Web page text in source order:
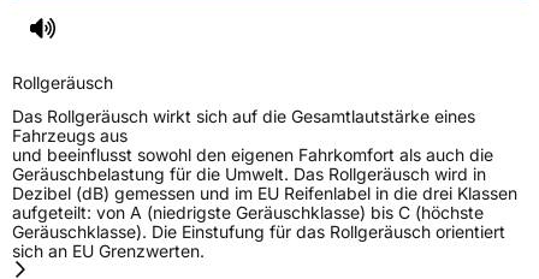
Rollgeräusch
Das Rollgeräusch wirkt sich auf die Gesamtlautstärke eines
Fahrzeugs aus
und beeinflusst sowohl den eigenen Fahrkomfort als auch die
Geräuschbelastung für die Umwelt. Das Rollgeräusch wird in
Dezibel (dB) gemessen und im EU Reifenlabel in die drei Klassen
aufgeteilt: von A (niedrigste Geräuschklasse) bis C (höchste
Geräuschklasse). Die Einstufung für das Rollgeräusch orientiert
sich an EU Grenzwerten.